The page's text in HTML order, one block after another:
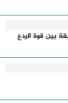
بين قوة الردع